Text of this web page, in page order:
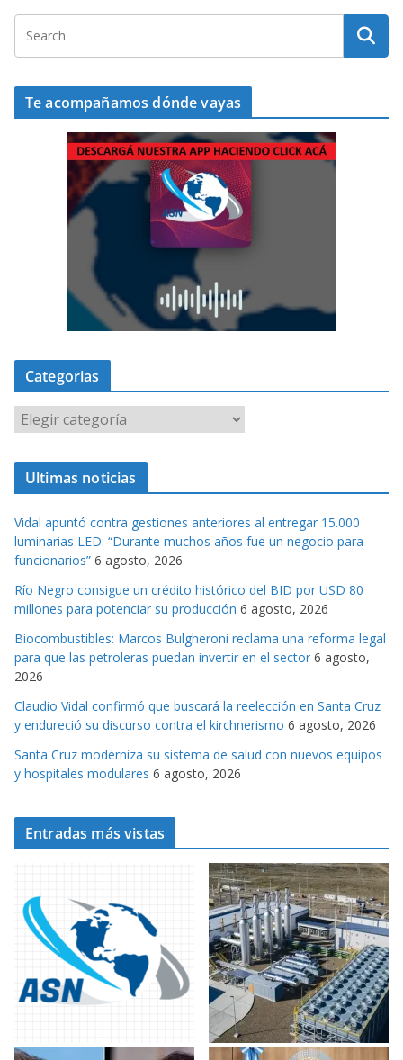
Te acompañamos dónde vayas
Categorias
a
t
o
r
a
s
Ultimas noticias
Vidal apuntó contra gestiones anteriores al entregar 15.000
luminarias LED: “Durante muchos años fue un negocio para
funcionarios” 6 agosto, 2026
Río Negro consigue un crédito histórico del BID por USD 80
millones para potenciar su producción 6 agosto, 2026
Biocombustibles: Marcos Bulgheroni reclama una reforma legal
para que las petroleras puedan invertir en el sector 6 agosto,
2026
Claudio Vidal confirmó que buscará la reelección en Santa Cruz
y endureció su discurso contra el kirchnerismo 6 agosto, 2026
Santa Cruz moderniza su sistema de salud con nuevos equipos
y hospitales modulares 6 agosto, 2026
Entradas más vistas